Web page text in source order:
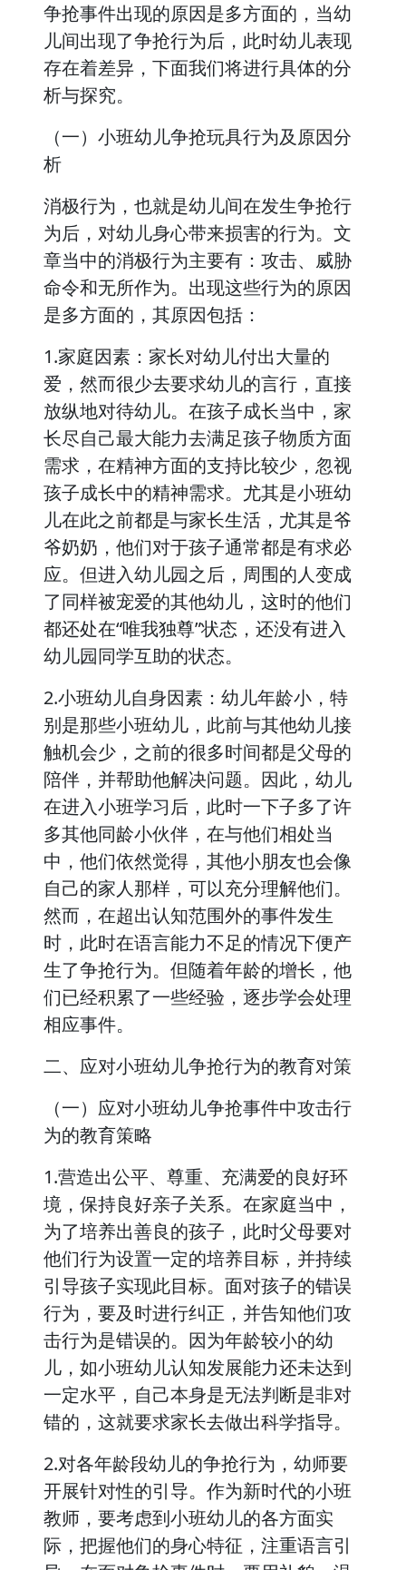
争抢事件出现的原因是多方面的，当幼
儿间出现了争抢行为后，此时幼儿表现
存在着差异，下面我们将进行具体的分
析与探究。
（一）小班幼儿争抢玩具行为及原因分
析
消极行为，也就是幼儿间在发生争抢行
为后，对幼儿身心带来损害的行为。文
章当中的消极行为主要有：攻击、威胁
命令和无所作为。出现这些行为的原因
是多方面的，其原因包括：
1.家庭因素：家长对幼儿付出大量的
爱，然而很少去要求幼儿的言行，直接
放纵地对待幼儿。在孩子成长当中，家
长尽自己最大能力去满足孩子物质方面
需求，在精神方面的支持比较少，忽视
孩子成长中的精神需求。尤其是小班幼
儿在此之前都是与家长生活，尤其是爷
爷奶奶，他们对于孩子通常都是有求必
应。但进入幼儿园之后，周围的人变成
了同样被宠爱的其他幼儿，这时的他们
都还处在“唯我独尊”状态，还没有进入
幼儿园同学互助的状态。
2.小班幼儿自身因素：幼儿年龄小，特
别是那些小班幼儿，此前与其他幼儿接
触机会少，之前的很多时间都是父母的
陪伴，并帮助他解决问题。因此，幼儿
在进入小班学习后，此时一下子多了许
多其他同龄小伙伴，在与他们相处当
中，他们依然觉得，其他小朋友也会像
自己的家人那样，可以充分理解他们。
然而，在超出认知范围外的事件发生
时，此时在语言能力不足的情况下便产
生了争抢行为。但随着年龄的增长，他
们已经积累了一些经验，逐步学会处理
相应事件。
二、应对小班幼儿争抢行为的教育对策
（一）应对小班幼儿争抢事件中攻击行
为的教育策略
1.营造出公平、尊重、充满爱的良好环
境，保持良好亲子关系。在家庭当中，
为了培养出善良的孩子，此时父母要对
他们行为设置一定的培养目标，并持续
引导孩子实现此目标。面对孩子的错误
行为，要及时进行纠正，并告知他们攻
击行为是错误的。因为年龄较小的幼
儿，如小班幼儿认知发展能力还未达到
一定水平，自己本身是无法判断是非对
错的，这就要求家长去做出科学指导。
2.对各年龄段幼儿的争抢行为，幼师要
开展针对性的引导。作为新时代的小班
教师，要考虑到小班幼儿的各方面实
际，把握他们的身心特征，注重语言引